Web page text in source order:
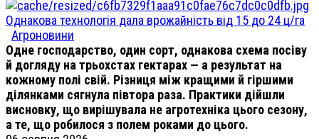
Однакова технологія дала врожайність від 15 до 24 ц/га
Агроновини
Одне господарство, один сорт, однакова схема посіву
й догляду на трьохстах гектарах — а результат на
кожному полі свій. Різниця між кращими й гіршими
ділянками сягнула півтора раза. Практики дійшли
висновку, що вирішувала не агротехніка цього сезону,
а те, що робилося з полем роками до цього.